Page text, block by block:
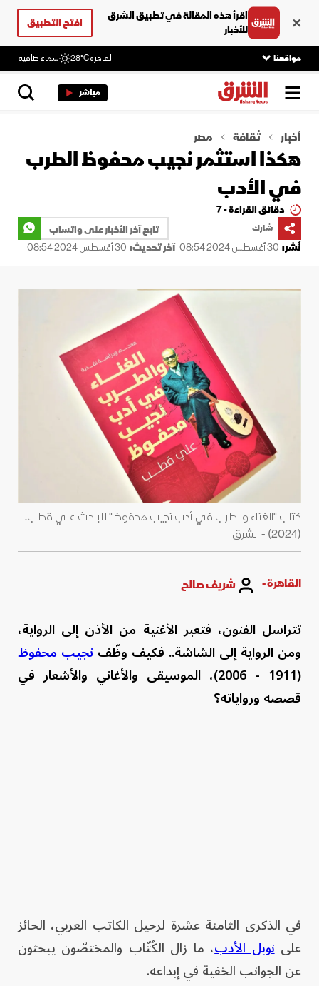
اقرأ هذه المقالة في تطبيق الشرق
للأخبار
افتح التطبيق
مواقعنا القاهرة28°C سماء صافية
مباشر
أخبار ثقافة مصر
هكذا استثمر نجيب محفوظ الطرب
في الأدب
دقائق القراءة - 7
شارك
تابع آخر الأخبار على واتساب
نُشر: 30 أغسطس 2024 08:54 آخر تحديث: 30 أغسطس 2024 08:54
كتاب "الغناء والطرب في أدب نجيب محفوظ" للباحث علي قطب.
(2024) - الشرق
القاهرة - شريف صالح
تتراسل الفنون، فتعبر الأغنية من الأذن إلى الرواية،
ومن الرواية إلى الشاشة.. فكيف وظّفنجيب محفوظ
(1911 - 2006)، الموسيقى والأغاني والأشعار في
قصصه ورواياته؟
في الذكرى الثامنة عشرة لرحيل الكاتب العربي، الحائز
علىنوبل الأدب، ما زال الكُتّاب والمختصّون يبحثون
عن الجوانب الخفية في إبداعه.